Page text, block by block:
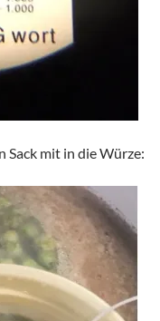
Sack mit in die Würze: